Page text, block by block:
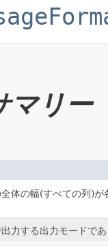
マリー
体の幅(すべての列)
力する出力モードで